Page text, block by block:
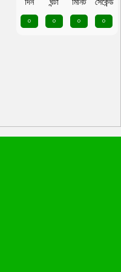
দিন
ঘন্টা মিনিট
সেকেন্ড
০
০ ০ ০